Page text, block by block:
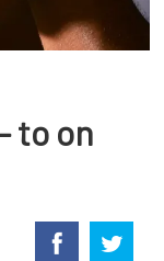
to on